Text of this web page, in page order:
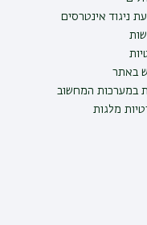
ניגוד אינטרסים
באתר
במערכות המחשוב
מלגות